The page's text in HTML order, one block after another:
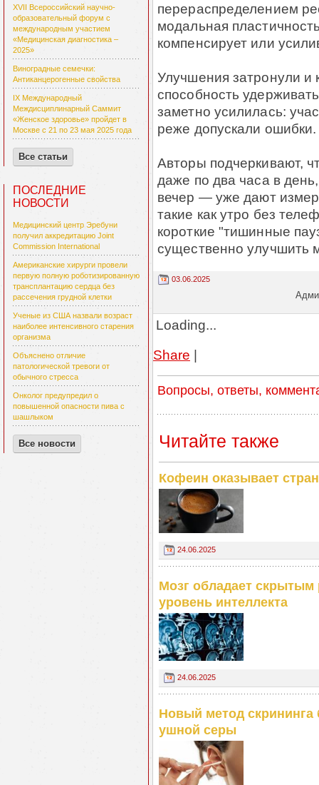
XVII Всероссийский научно-
образовательный форум с
международным участием
«Медицинская диагностика –
2025»
Виноградные семечки:
Антиканцерогенные свойства
IX Международный
Междисциплинарный Саммит
«Женское здоровье» пройдет в
Москве с 21 по 23 мая 2025 года
Все статьи
ПОСЛЕДНИЕ
НОВОСТИ
Медицинский центр Эребуни
получил аккредитацию Joint
Commission International
Американские хирурги провели
первую полную роботизированную
трансплантацию сердца без
рассечения грудной клетки
Ученые из США назвали возраст
наиболее интенсивного старения
организма
Объяснено отличие
патологической тревоги от
обычного стресса
Онколог предупредил о
повышенной опасности пива с
шашлыком
Все новости
перераспределением
модальная
компенсирует или
Улучшения затронули и
способность
заметно усилилась:
реже допускали ошибки.
Авторы подчеркивают,
даже по два часа в
вечер — уже дают
такие как утро без
короткие "тишинные
существенно улучшить
03.06.2025
Loading...
Share |
Вопросы, ответы,
Читайте также
Кофеин оказывает
24.06.2025
Мозг обладает
уровень интеллекта
24.06.2025
Новый метод скрининга
ушной серы